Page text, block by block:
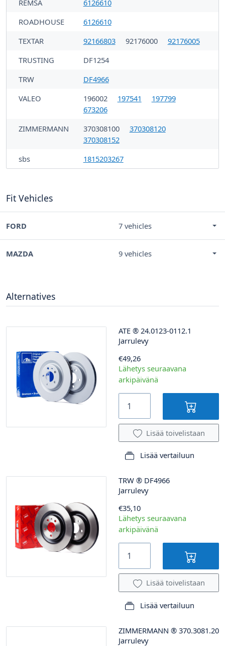
REMSA
6126610
ROADHOUSE
6126610
TEXTAR
92166803 92176000
92176005
TRUSTING
DF1254
TRW
DF4966
VALEO
196002 197541
197799
673206
ZIMMERMANN
370308100
370308120
370308152
sbs
1815203267
Fit Vehicles
FORD 7 vehicles
MAZDA 9 vehicles
Alternatives
ATE ® 24.0123-0112.1
Jarrulevy
€49,26
Lähetys seuraavana
arkipäivänä
Lisää toivelistaan
Lisää vertailuun
TRW ® DF4966
Jarrulevy
€35,10
Lähetys seuraavana
arkipäivänä
Lisää toivelistaan
Lisää vertailuun
ZIMMERMANN ® 370.3081.20
Jarrulevy